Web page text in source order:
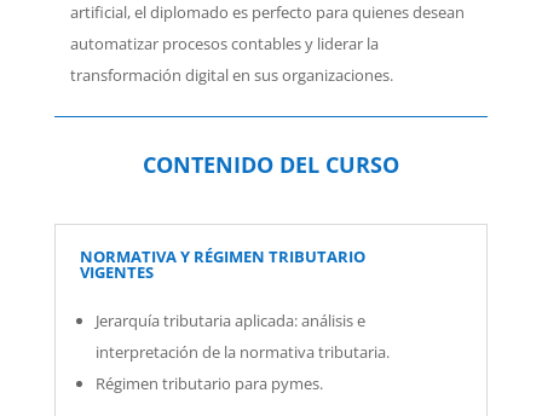
artificial, el diplomado es perfecto para quienes desean
automatizar procesos contables y liderar la
transformación digital en sus organizaciones.
CONTENIDO DEL CURSO
NORMATIVA Y RÉGIMEN TRIBUTARIO
VIGENTES
Jerarquía tributaria aplicada:análisis e
interpretación de la normativa tributaria.
Régimen tributario para pymes.